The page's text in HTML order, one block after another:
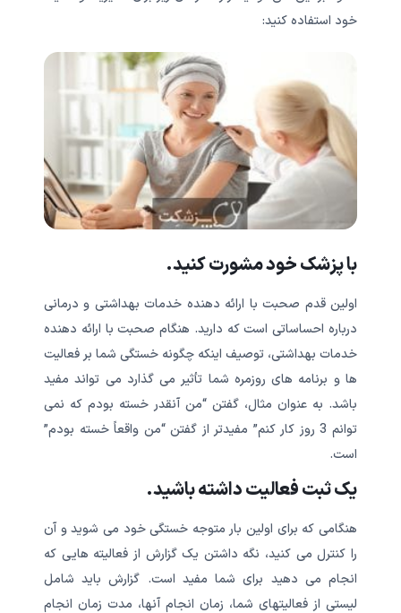
خود استفاده کنید:
با پزشک خود مشورت کنید.
اولین قدم صحبت با ارائه دهنده خدمات بهداشتی و درمانی
درباره احساساتی است که دارید. هنگام صحبت با ارائه دهنده
خدمات بهداشتی، توصیف اینکه چگونه خستگی شما بر فعالیت
ها و برنامه های روزمره شما تأثیر می گذارد می تواند مفید
باشد. به عنوان مثال، گفتن “من آنقدر خسته بودم که نمی
توانم 3 روز کار کنم” مفیدتر از گفتن “من واقعاً خسته بودم”
است.
یک ثبت فعالیت داشته باشید.
هنگامی که برای اولین بار متوجه خستگی خود می شوید و آن
را کنترل می کنید، نگه داشتن یک گزارش از فعالیته هایی که
انجام می دهید برای شما مفید است. گزارش باید شامل
لیستی از فعالیتهای شما، زمان انجام آنها، مدت زمان انجام